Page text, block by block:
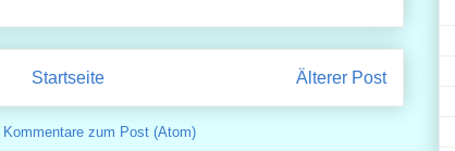
Älterer Post
Startseite
Kommentare zum Post (Atom)